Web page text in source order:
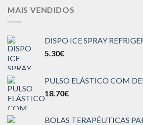
MAIS VENDIDOS
DISPO ICE SPRAY
5.30€
PULSO ELÁSTICO COM
18.70€
BOLAS TERAPÊUTICAS